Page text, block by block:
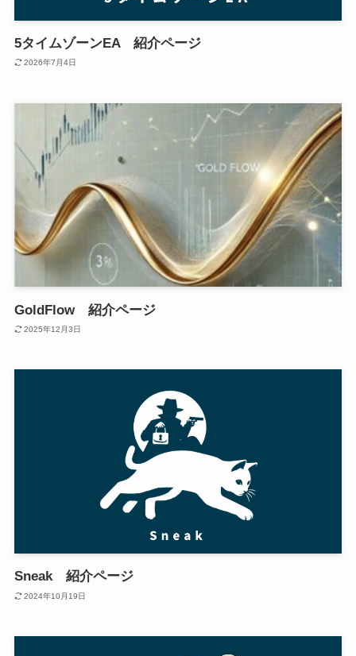
5タイムゾーンEA 紹介ページ
2026年7月4日
GoldFlow 紹介ページ
2025年12月3日
Sneak 紹介ページ
2024年10月19日